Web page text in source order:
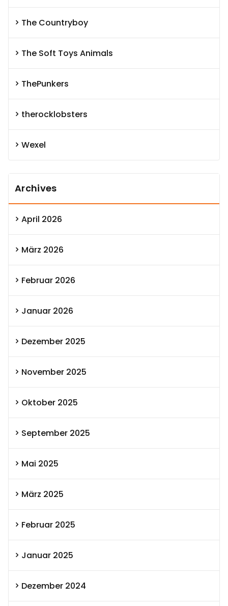
The Countryboy
The Soft Toys Animals
ThePunkers
therocklobsters
Wexel
Archives
April 2026
März 2026
Februar 2026
Januar 2026
Dezember 2025
November 2025
Oktober 2025
September 2025
Mai 2025
März 2025
Februar 2025
Januar 2025
Dezember 2024